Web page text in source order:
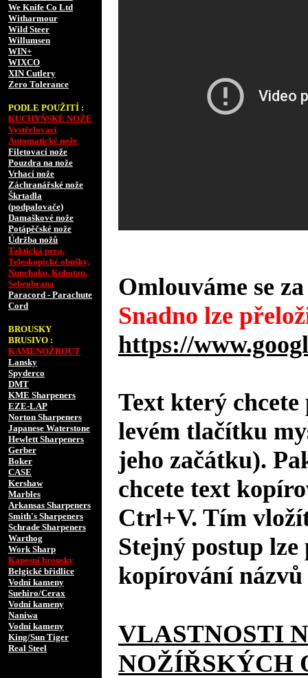
We Knife Co Ltd
Witharmour
Wild Steer
Willumsen
WIN+
WIXCO
XIN Cutlery
Zero Tolerance
PODLE POUŽITÍ :
KUCHYŇSKÉ NOŽE
Vystřelovací
Automatické nože
Filetovací nože
Pouzdra na nože
Vrhací nože
Záchranářské nože
Škrtadla
(podpalovače)
Damaškové nože
Potápěčské nože
Údržba nožů
Taktická pera,
Teleskopické obušky,
Nunchaku, Kubotan,
Sebeobrana
Paracord - Parachute
Cord
BROUSKY
BRUSIVO :
KAMENOŽROUT
Lansky
Spyderco
DMT
KME Sharpeners
EZE-LAP
Norton Sharpeners
Japanese Waterstone
Hewlett Sharpeners
Gerber
Boker
CASE
Kershaw
Marbles
Arkansas Sharpeners
Smith's Sharpeners
Schrade Sharpeners
Warthog
Work Sharp
Kapesní brousky
Belgické břidlice
Vodní kameny
Suehiro/Cerax
Vodní kameny
Naniwa
Vodní kameny
King/Sun Tiger
Real Steel
Omlouváme se
Snadno lze
https://
Text který
levém tlačítku
jeho začátku).
chcete text
Ctrl+V. Tím
Stejný postup
kopírování
VLASTNOSTI
NOŽÍŘSKÝCH